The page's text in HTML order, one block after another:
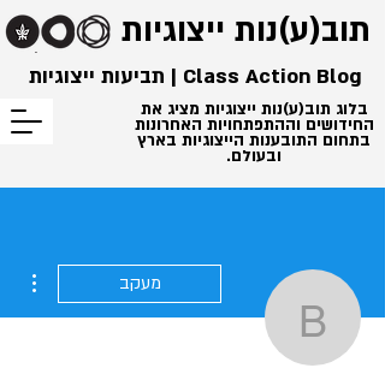
תוב(ע)נות ייצוגיות
בלוג תוב(ע)נות ייצוגיות מציג את
החידושים וההתפתחויות האחרונות
בתחום התובענות הייצוגיות בארץ
ובעולם.
Class Action Blog | תביעות ייצוגיות
מעקב